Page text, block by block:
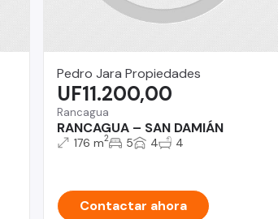
Pedro Jara Propiedades
Rancagua
RANCAGUA – SAN DAMIÁN
UF11.200,00
176 m2 5 4 4
Contactar ahora